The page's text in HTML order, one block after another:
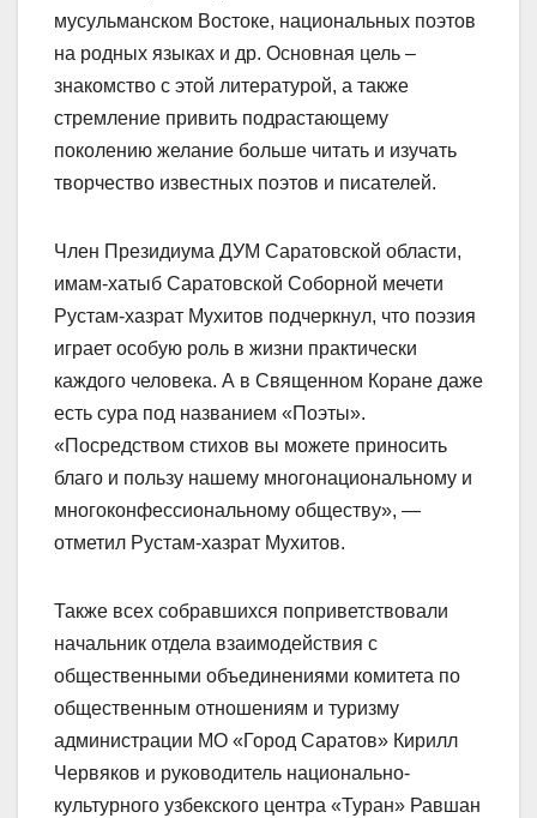
мусульманском Востоке, национальных поэтов
на родных языках и др. Основная цель –
знакомство с этой литературой, а также
стремление привить подрастающему
поколению желание больше читать и изучать
творчество известных поэтов и писателей.
Член Президиума ДУМ Саратовской области,
имам-хатыб Саратовской Соборной мечети
Рустам-хазрат Мухитов подчеркнул, что поэзия
играет особую роль в жизни практически
каждого человека. А в Священном Коране даже
есть сура под названием «Поэты».
«Посредством стихов вы можете приносить
благо и пользу нашему многонациональному и
многоконфессиональному обществу», —
отметил Рустам-хазрат Мухитов.
Также всех собравшихся поприветствовали
начальник отдела взаимодействия с
общественными объединениями комитета по
общественным отношениям и туризму
администрации МО «Город Саратов» Кирилл
Червяков и руководитель национально-
культурного узбекского центра «Туран» Равшан